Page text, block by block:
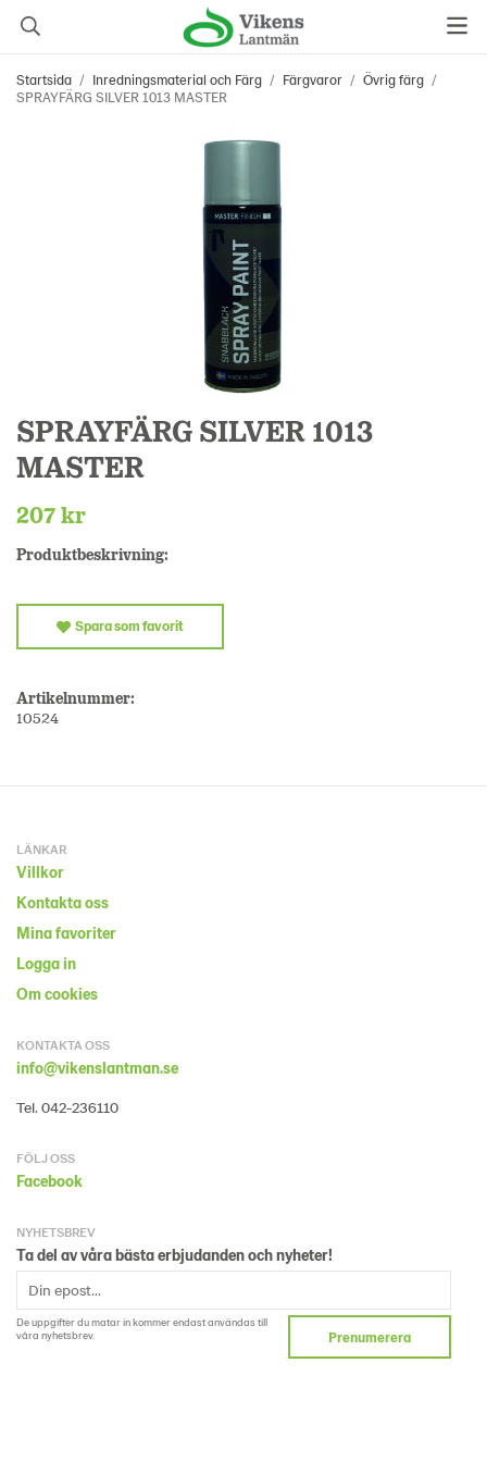
Startsida / Inredningsmaterial och Färg / Färgvaror / Övrig färg /
SPRAYFÄRG SILVER 1013 MASTER
SPRAYFÄRG SILVER 1013
MASTER
207 kr
Produktbeskrivning:
Spara som favorit
Artikelnummer:
10524
LÄNKAR
Villkor
Kontakta oss
Mina favoriter
Logga in
Om cookies
KONTAKTA OSS
info@vikenslantman.se
Tel. 042-236110
FÖLJ OSS
Facebook
NYHETSBREV
Ta del av våra bästa erbjudanden och nyheter!
De uppgifter du matar in kommer endast användas till
våra nyhetsbrev.
Prenumerera